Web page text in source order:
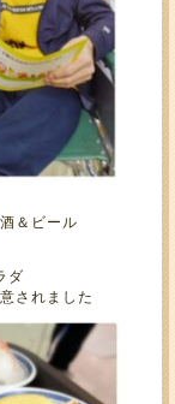
＆ビール
ダ
されました